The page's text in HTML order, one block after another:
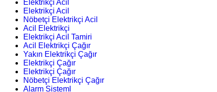
Elektrikçi Acil
Elektrikçi Acil
Nöbetçi Elektrikçi Acil
Acil Elektrikçi
Elektrikçi Acil Tamiri
Acil Elektrikçi Çağır
Yakın Elektrikçi Çağır
Elektrikçi Çağır
Elektrikçi Çağır
Nöbetçi Elektrikçi Çağır
Alarm Sisteml